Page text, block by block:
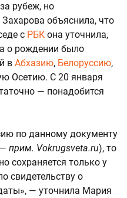
рубеж, но
объяснила, что
с РБК она уточнила,
о рождении было
в Абхазию, Белоруссию,
Осетию. С 20 января
— понадобится
по данному документу
прим. Vokrugsveta.ru), то
сохраняется только у
свидетельству о
— уточнила Мария